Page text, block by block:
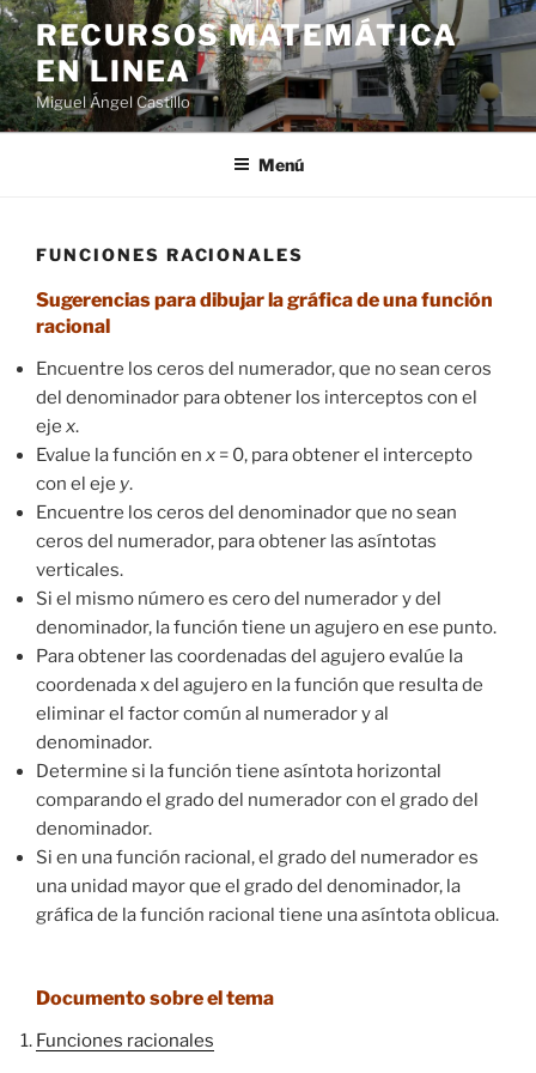
Saltar
al
contenido
RECURSOS MATEMÁTICA
EN LINEA
Miguel Ángel Castillo
Menú
FUNCIONES RACIONALES
Sugerencias para dibujar la gráfica de una función
racional
Encuentre los ceros del numerador, que no sean ceros
del denominador para obtener los interceptos con el
eje x.
Evalue la función en x = 0, para obtener el intercepto
con el eje y.
Encuentre los ceros del denominador que no sean
ceros del numerador, para obtener las asíntotas
verticales.
Si el mismo número es cero del numerador y del
denominador, la función tiene un agujero en ese punto.
Para obtener las coordenadas del agujero evalúe la
coordenada x del agujero en la función que resulta de
eliminar el factor común al numerador y al
denominador.
Determine si la función tiene asíntota horizontal
comparando el grado del numerador con el grado del
denominador.
Si en una función racional, el grado del numerador es
una unidad mayor que el grado del denominador, la
gráfica de la función racional tiene una asíntota oblicua.
Documento sobre el tema
Funciones racionales